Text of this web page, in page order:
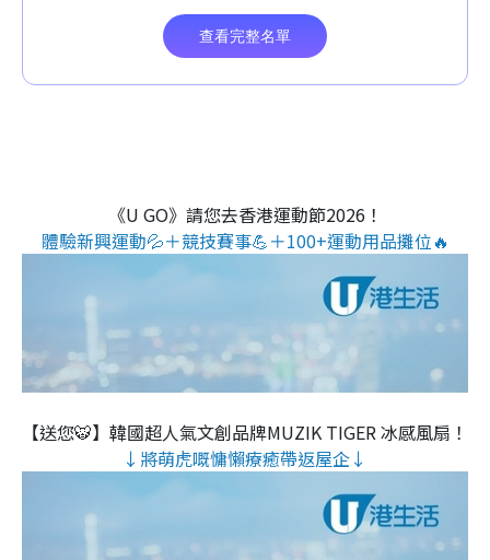
《U GO》請您去香港運動節2026！
體驗新興運動💦＋競技賽事💪＋100+運動用品攤位🔥
【送您🐯】韓國超人氣文創品牌MUZIK TIGER 冰感風扇！
↓將萌虎嘅慵懶療癒帶返屋企↓